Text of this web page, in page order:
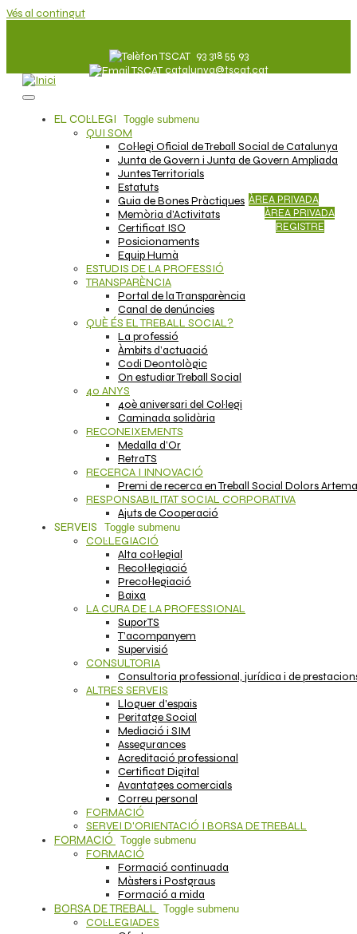
Vés al contingut
93 318 55 93
catalunya@tscat.cat
ÀREA PRIVADA
ÀREA PRIVADA
REGISTRE
EL COL·LEGI Toggle submenu
QUI SOM
Col·legi Oficial de Treball Social de Catalunya
Junta de Govern i Junta de Govern Ampliada
Juntes Territorials
Estatuts
Guia de Bones Pràctiques
Memòria d’Activitats
Certificat ISO
Posicionaments
Equip Humà
ESTUDIS DE LA PROFESSIÓ
TRANSPARÈNCIA
Portal de la Transparència
Canal de denúncies
QUÈ ÉS EL TREBALL SOCIAL?
La professió
Àmbits d’actuació
Codi Deontològic
On estudiar Treball Social
40 ANYS
40è aniversari del Col·legi
Caminada solidària
RECONEIXEMENTS
Medalla d’Or
RetraTS
RECERCA I INNOVACIÓ
Premi de recerca en Treball Social Dolors
RESPONSABILITAT SOCIAL CORPORATIVA
Ajuts de Cooperació
SERVEIS Toggle submenu
COL·LEGIACIÓ
Alta col·legial
Recol·legiació
Precol·legiació
Baixa
LA CURA DE LA PROFESSIONAL
SuporTS
T’acompanyem
Supervisió
CONSULTORIA
Consultoria professional, jurídica i de
ALTRES SERVEIS
Lloguer d'espais
Peritatge Social
Mediació i SIM
Assegurances
Acreditació professional
Certificat Digital
Avantatges comercials
Correu personal
FORMACIÓ
SERVEI D'ORIENTACIÓ I BORSA DE TREBALL
FORMACIÓ Toggle submenu
FORMACIÓ
Formació continuada
Màsters i Postgraus
Formació a mida
BORSA DE TREBALL Toggle submenu
COL·LEGIADES